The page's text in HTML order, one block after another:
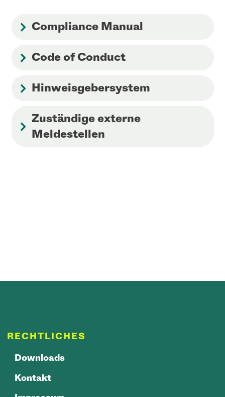
Compliance Manual
Code of Conduct
Hinweisgebersystem
Zuständige externe
Meldestellen
RECHTLICHES
Downloads
Kontakt